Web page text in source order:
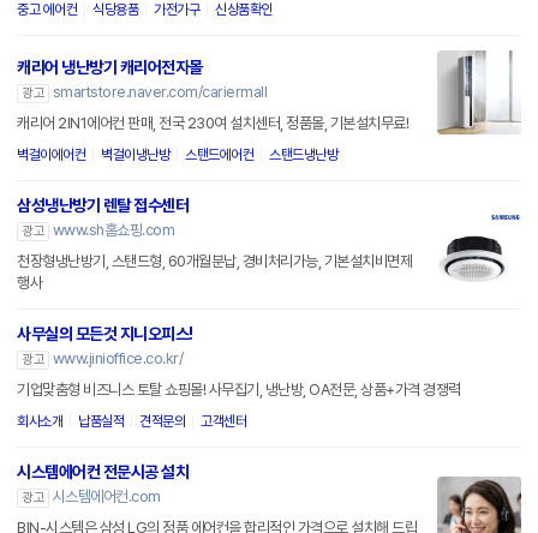
중고 에어컨 식당용품 가전가구 신상품확인
캐리어 냉난방기 캐리어전자몰
광고 smartstore.naver.com/cariermall
캐리어 2IN1에어컨 판매, 전국 230여 설치센터, 정품몰, 기본설치무료!
벽걸이에어컨 벽걸이냉난방 스탠드에어컨 스탠드냉난방
삼성냉난방기 렌탈 접수센터
광고 www.sh홈쇼핑.com
천장형냉난방기, 스탠드형, 60개월분납, 경비처리가능, 기본설치비면제
행사
사무실의 모든것 지니오피스!
광고 www.jinioffice.co.kr/
기업맞춤형 비즈니스 토탈 쇼핑몰! 사무집기, 냉난방, OA전문, 상품+가격 경쟁력
회사소개 납품실적 견적문의 고객센터
시스템에어컨 전문시공 설치
광고 시스템에어컨.com
BIN-시스템은 삼성,LG의 정품 에어컨을 합리적인 가격으로 설치해 드립